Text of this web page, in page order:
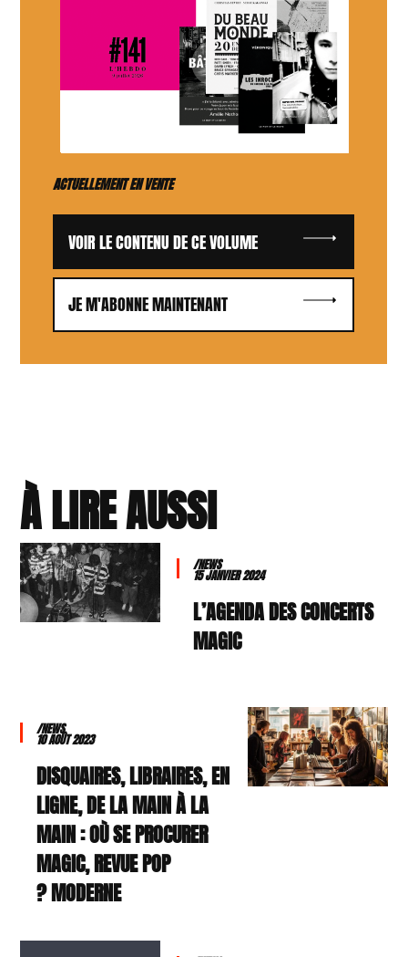
ACTUELLEMENT EN VENTE
VOIR LE CONTENU DE CE VOLUME
JE M'ABONNE MAINTENANT
À LIRE AUSSI
/NEWS
15 JANVIER 2024
L’AGENDA DES CONCERTS
MAGIC
/NEWS
10 AOÛT 2023
DISQUAIRES, LIBRAIRES, EN
LIGNE, DE LA MAIN À LA
MAIN : OÙ SE PROCURER
MAGIC, REVUE POP
MODERNE ?